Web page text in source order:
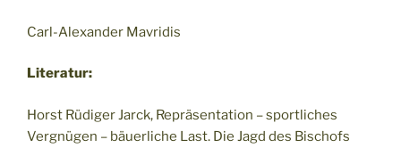
Carl-Alexander Mavridis
Literatur:
Horst Rüdiger Jarck, Repräsentation – sportliches
Vergnügen – bäuerliche Last. Die Jagd des Bischofs